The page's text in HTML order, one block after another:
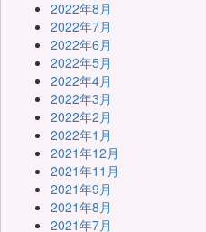
2022年8月
2022年7月
2022年6月
2022年5月
2022年4月
2022年3月
2022年2月
2022年1月
2021年12月
2021年11月
2021年9月
2021年8月
2021年7月